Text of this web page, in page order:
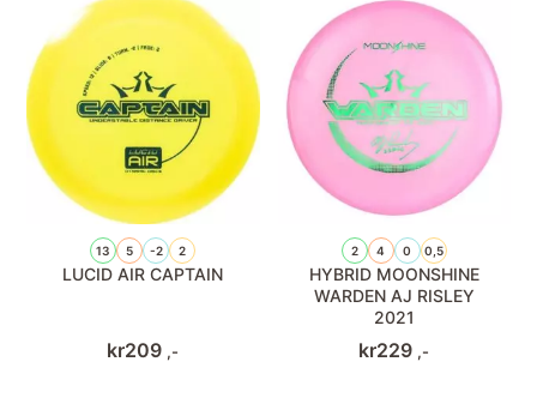
13 5 -2 2
LUCID AIR CAPTAIN
kr209 ,-
2 4 0 0,5
HYBRID MOONSHINE
WARDEN AJ RISLEY
2021
kr229 ,-